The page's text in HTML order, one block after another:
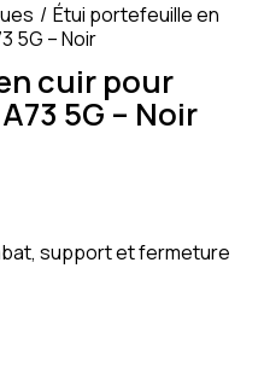
Étui portefeuille en
5G – Noir
cuir pour
5G – Noir
support et fermeture